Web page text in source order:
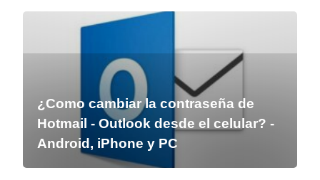
¿Como cambiar la contraseña de
Hotmail - Outlook desde el celular? -
Android, iPhone y PC